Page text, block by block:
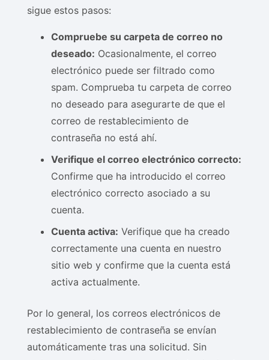
sigue estos pasos:
Compruebe su carpeta de correo no
deseado: Ocasionalmente, el correo
electrónico puede ser filtrado como
spam. Comprueba tu carpeta de correo
no deseado para asegurarte de que el
correo de restablecimiento de
contraseña no está ahí.
Verifique el correo electrónico correcto:
Confirme que ha introducido el correo
electrónico correcto asociado a su
cuenta.
Cuenta activa: Verifique que ha creado
correctamente una cuenta en nuestro
sitio web y confirme que la cuenta está
activa actualmente.
Por lo general, los correos electrónicos de
restablecimiento de contraseña se envían
automáticamente tras una solicitud. Sin